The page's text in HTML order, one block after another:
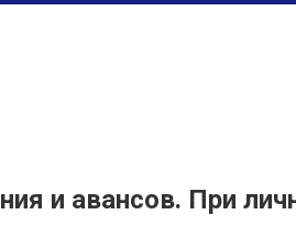
и авансов. При